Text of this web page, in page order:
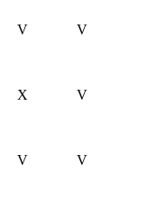
V V
X V
V V